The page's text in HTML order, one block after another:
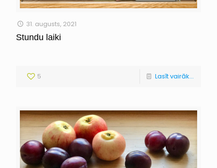
31. augusts, 2021
Stundu laiki
5 Lasīt vairāk...